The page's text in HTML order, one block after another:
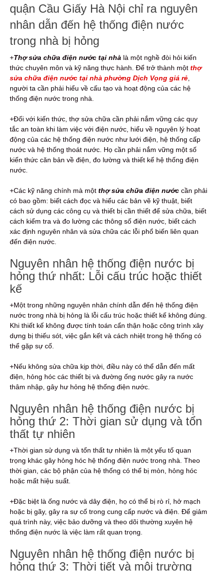
quận Cầu Giấy Hà Nội chỉ ra nguyên
nhân dẫn đến hệ thống điện nước
trong nhà bị hỏng
+Thợ sửa chữa điện nước tại nhà là một nghề đòi hỏi kiến
thức chuyên môn và kỹ năng thực hành. Để trở thành một thợ
sửa chữa điện nước tại nhà phường Dịch Vọng giá rẻ,
người ta cần phải hiểu về cấu tạo và hoạt động của các hệ
thống điện nước trong nhà.
+Đối với kiến thức, thợ sửa chữa cần phải nắm vững các quy
tắc an toàn khi làm việc với điện nước, hiểu về nguyên lý hoạt
động của các hệ thống điện nước như lưới điện, hệ thống cấp
nước và hệ thống thoát nước. Họ cần phải nắm vững một số
kiến thức căn bản về điện, đo lường và thiết kế hệ thống điện
nước.
+Các kỹ năng chính mà một thợ sửa chữa điện nước cần phải
có bao gồm: biết cách đọc và hiểu các bản vẽ kỹ thuật, biết
cách sử dụng các công cụ và thiết bị cần thiết để sửa chữa, biết
cách kiểm tra và đo lường các thông số điện nước, biết cách
xác định nguyên nhân và sửa chữa các lỗi phổ biến liên quan
đến điện nước.
Nguyên nhân hệ thống điện nước bị
hỏng thứ nhất: Lỗi cấu trúc hoặc thiết
kế
+Một trong những nguyên nhân chính dẫn đến hệ thống điện
nước trong nhà bị hỏng là lỗi cấu trúc hoặc thiết kế không đúng.
Khi thiết kế không được tính toán cẩn thận hoặc công trình xây
dựng bị thiếu sót, việc gắn kết và cách nhiệt trong hệ thống có
thể gặp sự cố.
+Nếu không sửa chữa kịp thời, điều này có thể dẫn đến mất
điện, hỏng hóc các thiết bị và đường ống nước gây ra nước
thâm nhập, gây hư hỏng hệ thống điện nước.
Nguyên nhân hệ thống điện nước bị
hỏng thứ 2: Thời gian sử dụng và tổn
thất tự nhiên
+Thời gian sử dụng và tổn thất tự nhiên là một yếu tố quan
trọng khác gây hỏng hóc hệ thống điện nước trong nhà. Theo
thời gian, các bộ phận của hệ thống có thể bị mòn, hỏng hóc
hoặc mất hiệu suất.
+Đặc biệt là ống nước và dây điện, họ có thể bị rò rỉ, hở mạch
hoặc bị gãy, gây ra sự cố trong cung cấp nước và điện. Để giảm
quá trình này, việc bảo dưỡng và theo dõi thường xuyên hệ
thống điện nước là việc làm rất quan trọng.
Nguyên nhân hệ thống điện nước bị
hỏng thứ 3: Thời tiết và môi trường